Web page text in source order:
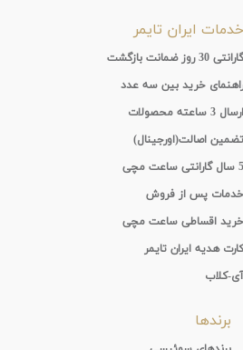
خدمات ایران تایمر
گارانتی 30 روز ضمانت بازگشت
راهنمای خرید بین سه عدد
ارسال 3 ساعته محصولات
تضمین اصالت(اورجینال)
5 سال گارانتی ساعت مچی
خدمات پس از فروش
خرید اقساطی ساعت مچی
کارت هدیه ایران تایمر
آی-کلاب
برندها